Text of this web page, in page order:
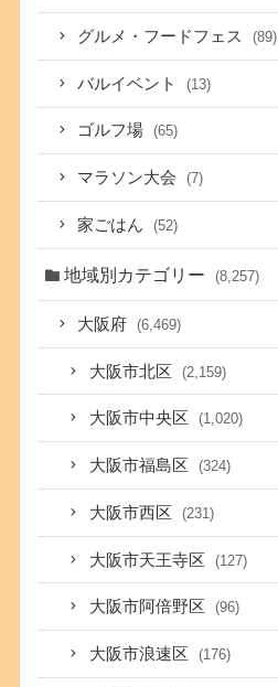
グルメ・フードフェス (89)
バルイベント (13)
ゴルフ場 (65)
マラソン大会 (7)
家ごはん (52)
地域別カテゴリー (8,257)
大阪府 (6,469)
大阪市北区 (2,159)
大阪市中央区 (1,020)
大阪市福島区 (324)
大阪市西区 (231)
大阪市天王寺区 (127)
大阪市阿倍野区 (96)
大阪市浪速区 (176)